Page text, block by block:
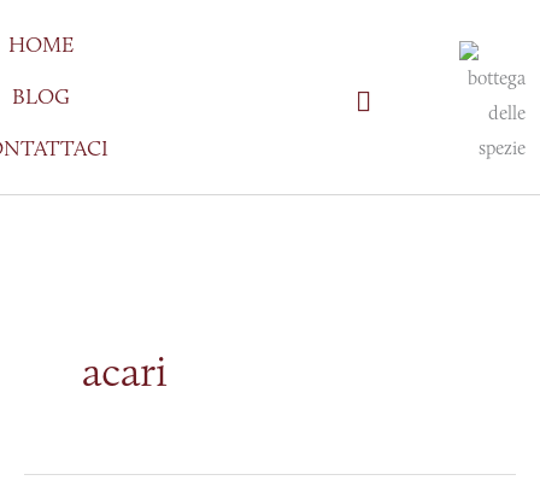
al
contenuto
HOME
BLOG
acari